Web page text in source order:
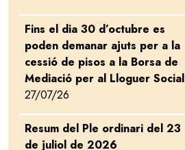
Fins el dia 30 d’octubre es
poden demanar ajuts per a la
cessió de pisos a la Borsa de
Mediació per al Lloguer Social
27/07/26
Resum del Ple ordinari del 23
de juliol de 2026